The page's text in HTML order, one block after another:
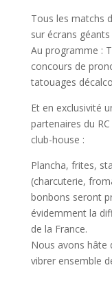
Tous les matchs
sur écrans géants
Au programme :
concours de
tatouages
Et en exclusivité
partenaires du
club-house :
Plancha, frites,
(charcuterie,
bonbons seront
évidemment la
de la France.
Nous avons hâte
vibrer ensemble